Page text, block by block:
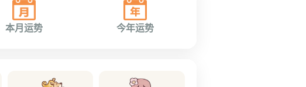
本月运势 今年运势